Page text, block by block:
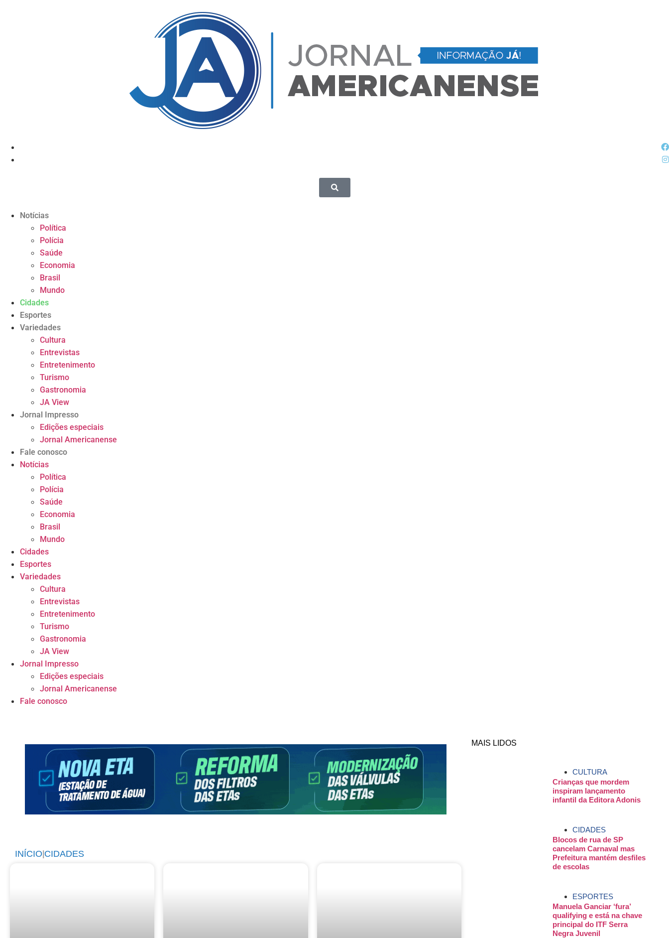
Notícias
Política
Polícia
Saúde
Economia
Brasil
Mundo
Cidades
Esportes
Variedades
Cultura
Entrevistas
Entretenimento
Turismo
Gastronomia
JA View
Jornal Impresso
Edições especiais
Jornal Americanense
Fale conosco
Notícias
Política
Polícia
Saúde
Economia
Brasil
Mundo
Cidades
Esportes
Variedades
Cultura
Entrevistas
Entretenimento
Turismo
Gastronomia
JA View
Jornal Impresso
Edições especiais
Jornal Americanense
Fale conosco
INÍCIO CIDADES
MAIS LIDOS
CULTURA
Crianças que mordem
inspiram lançamento
infantil da Editora Adonis
CIDADES
Blocos de rua de SP
cancelam Carnaval mas
Prefeitura mantém desfiles
de escolas
ESPORTES
Manuela Ganciar ‘fura’
qualifying e está na chave
principal do ITF Serra
Negra Juvenil